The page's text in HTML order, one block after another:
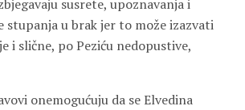
susrete, upoznavanja i
stupanja u brak jer to može izazvati
i slične, po Peziću nedopustive,
onemogućuju da se Elvedina